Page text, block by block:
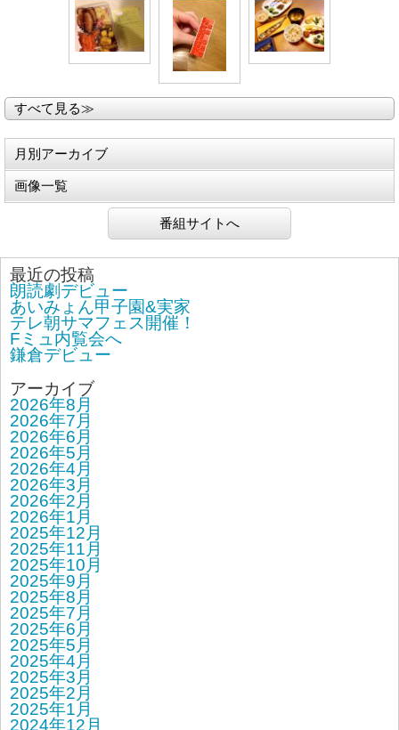
すべて見る≫
月別アーカイブ
画像一覧
番組サイトへ
最近の投稿
朗読劇デビュー
あいみょん甲子園&実家
テレ朝サマフェス開催！
Fミュ内覧会へ
鎌倉デビュー
アーカイブ
2026年8月
2026年7月
2026年6月
2026年5月
2026年4月
2026年3月
2026年2月
2026年1月
2025年12月
2025年11月
2025年10月
2025年9月
2025年8月
2025年7月
2025年6月
2025年5月
2025年4月
2025年3月
2025年2月
2025年1月
2024年12月